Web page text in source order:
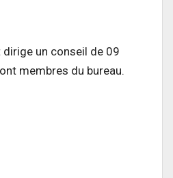
un conseil de 09
membres du bureau.